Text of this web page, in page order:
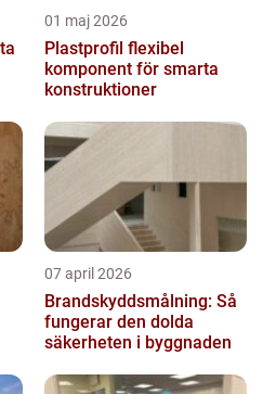
01 maj 2026
Plastprofil flexibel
komponent för smarta
konstruktioner
07 april 2026
Brandskyddsmålning: Så
fungerar den dolda
säkerheten i byggnaden